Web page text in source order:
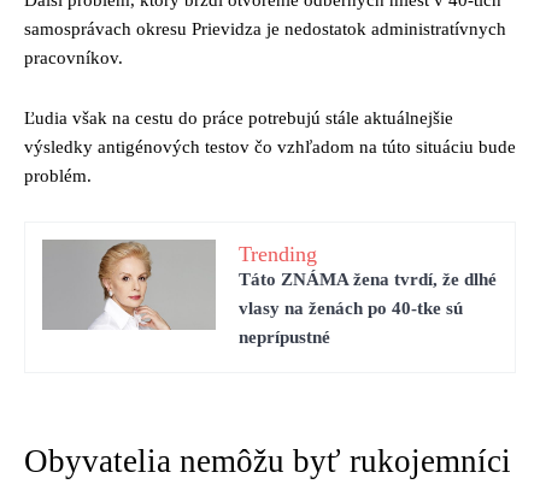
samosprávach okresu Prievidza je nedostatok administratívnych
pracovníkov.
Ľudia však na cestu do práce potrebujú stále aktuálnejšie
výsledky antigénových testov čo vzhľadom na túto situáciu bude
problém.
Trending
Táto ZNÁMA žena tvrdí, že dlhé
vlasy na ženách po 40-tke sú
neprípustné
Obyvatelia nemôžu byť rukojemníci